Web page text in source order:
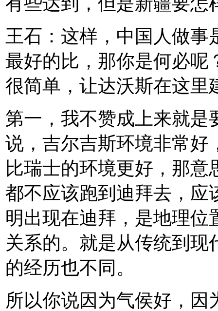
王石：这样，中国人做事
最好的比，那你是何必呢
很简单，让达沃斯在这里
第一，我不赞成上来就是
说，吉尔吉斯环境非常好
比瑞士的环境更好，那
都不应该跑到迪拜去，应
明出现在迪拜，是地理位
关系的。就是从传统到
的经历也不同。
所以你说因为气侯好，